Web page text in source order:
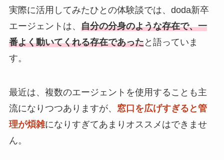
実際に活用してみたひとの体験談では、doda新卒
エージェントは、 自分の分身のような存在で、一
番よく動いてくれる存在であったと語っていま
す。
最近は、複数のエージェントを使用することも主
流になりつつありますが、 窓口を広げすぎると管
理が煩雑になりすぎてあまりオススメはできませ
ん。